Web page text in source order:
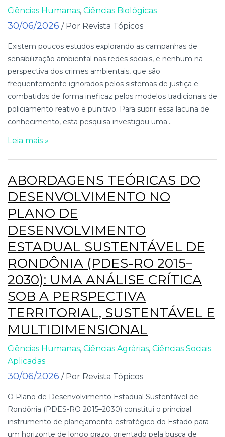
Ciências Humanas, Ciências Biológicas
30/06/2026 / Por Revista Tópicos
Existem poucos estudos explorando as campanhas de
sensibilização ambiental nas redes sociais, e nenhum na
perspectiva dos crimes ambientais, que são
frequentemente ignorados pelos sistemas de justiça e
combatidos de forma ineficaz pelos modelos tradicionais de
policiamento reativo e punitivo. Para suprir essa lacuna de
conhecimento, esta pesquisa investigou uma...
Leia mais »
ABORDAGENS TEÓRICAS DO
DESENVOLVIMENTO NO
PLANO DE
DESENVOLVIMENTO
ESTADUAL SUSTENTÁVEL DE
RONDÔNIA (PDES-RO 2015–
2030): UMA ANÁLISE CRÍTICA
SOB A PERSPECTIVA
TERRITORIAL, SUSTENTÁVEL E
MULTIDIMENSIONAL
Ciências Humanas, Ciências Agrárias, Ciências Sociais
Aplicadas
30/06/2026 / Por Revista Tópicos
O Plano de Desenvolvimento Estadual Sustentável de
Rondônia (PDES-RO 2015–2030) constitui o principal
instrumento de planejamento estratégico do Estado para
um horizonte de longo prazo, orientado pela busca de